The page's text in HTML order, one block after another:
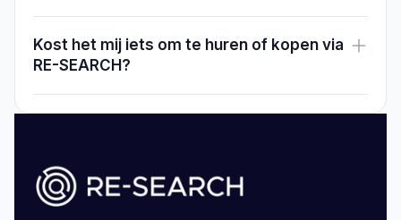
Kost het mij iets om te huren of kopen via
RE-SEARCH?